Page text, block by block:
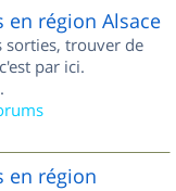
en région Alsace
sorties, trouver de
par ici.
en région